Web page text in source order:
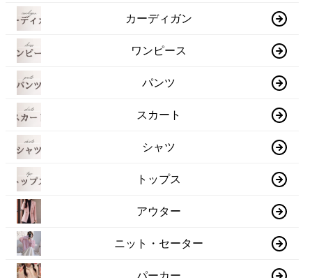
カーディガン
ワンピース
パンツ
スカート
シャツ
トップス
アウター
ニット・セーター
パーカー